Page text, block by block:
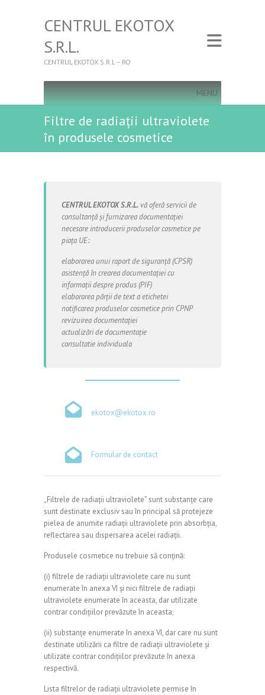
CENTRUL EKOTOX
S.R.L.
CENTRUL EKOTOX S.R.L – RO
MENU
Filtre de radiații ultraviolete
în produsele cosmetice
CENTRUL EKOTOX S.R.L. vă oferă servicii de
consultanță și furnizarea documentației
necesare introducerii produselor cosmetice pe
piața UE:
elaborarea unui raport de siguranță (CPSR)
asistență în crearea documentației cu
informații despre produs (PIF)
elaborarea părții de text a etichetei
notificarea produselor cosmetice prin CPNP
revizuirea documentației
actualizări de documentație
consultatie individuala
ekotox@ekotox.ro
Formular de contact
„Filtrele de radiații ultraviolete” sunt substanțe care
sunt destinate exclusiv sau în principal să protejeze
pielea de anumite radiații ultraviolete prin absorbția,
reflectarea sau dispersarea acelei radiații.
Produsele cosmetice nu trebuie să conțină:
(i) filtrele de radiații ultraviolete care nu sunt
enumerate în anexa VI și nici filtrele de radiații
ultraviolete enumerate în aceasta, dar utilizate
contrar condițiilor prevăzute în aceasta;
(ii) substanțe enumerate în anexa VI, dar care nu sunt
destinate utilizării ca filtre de radiații ultraviolete și
utilizate contrar condițiilor prevăzute în anexa
respectivă.
Lista filtrelor de radiații ultraviolete permise în